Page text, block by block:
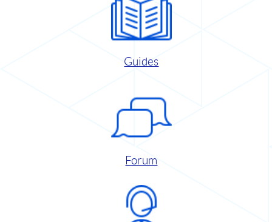
Guides
Forum